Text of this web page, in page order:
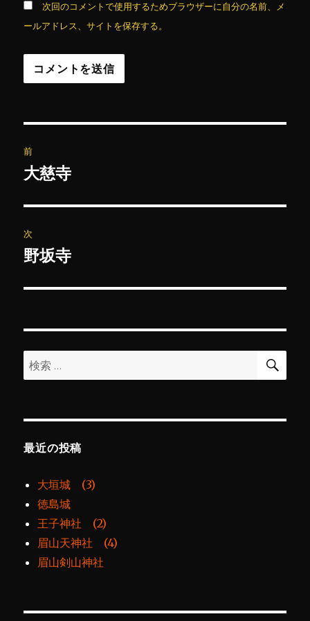
次回のコメントで使用するためブラウザーに自分の名前、メ
ールアドレス、サイトを保存する。
稿
ビ
ゲ
ー
ン
前
前
投
稿:
大慈寺
次
次
投
野坂寺
検
索:
検
最近の投稿
大垣城 (3)
徳島城
王子神社 (2)
眉山天神社 (4)
眉山剣山神社